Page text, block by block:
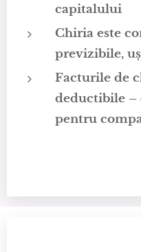
capitalului
Chiria este
previzibile,
Facturile de
deductibile –
pentru